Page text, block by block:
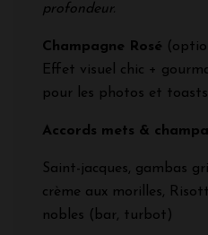
profondeur.
Champagne Rosé
Effet visuel chic +
pour les photos et
Accords mets &
Saint-jacques, gambas
crème aux morilles,
nobles (bar, turbot)